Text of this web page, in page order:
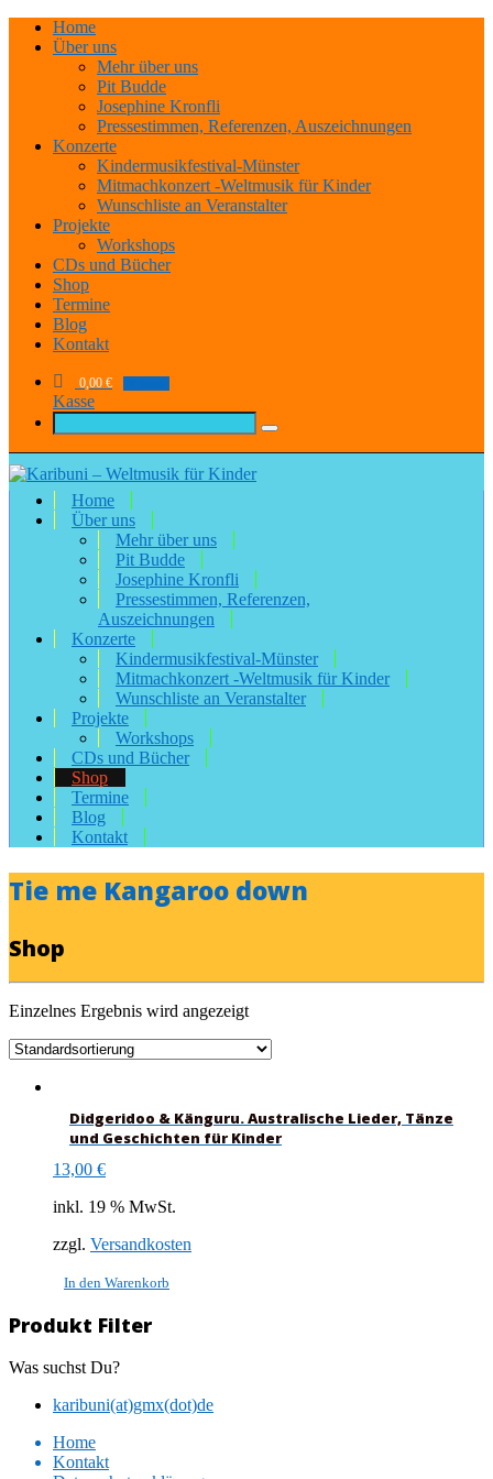
Home
Über uns
Mehr über uns
Pit Budde
Josephine Kronfli
Pressestimmen, Referenzen, Auszeichnungen
Konzerte
Kindermusikfestival-Münster
Mitmachkonzert -Weltmusik für Kinder
Wunschliste an Veranstalter
Projekte
Workshops
CDs und Bücher
Shop
Termine
Blog
Kontakt
0,00 €
Kasse
Home
Über uns
Mehr über uns
Pit Budde
Josephine Kronfli
Pressestimmen, Referenzen,
Auszeichnungen
Konzerte
Kindermusikfestival-Münster
Mitmachkonzert -Weltmusik für Kinder
Wunschliste an Veranstalter
Projekte
Workshops
CDs und Bücher
Shop
Termine
Blog
Kontakt
Tie me Kangaroo down
Shop
Einzelnes Ergebnis wird angezeigt
Didgeridoo & Känguru. Australische Lieder, Tänze
und Geschichten für Kinder
13,00 €
inkl. 19 % MwSt.
zzgl. Versandkosten
In den Warenkorb
Produkt Filter
Was suchst Du?
karibuni(at)gmx(dot)de
Home
Kontakt